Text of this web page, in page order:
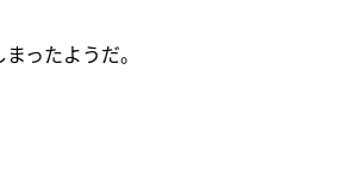
ったようだ。